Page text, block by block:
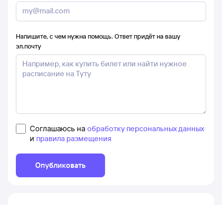
Напишите, с чем нужна помощь. Ответ придёт на вашу
эл.почту
Соглашаюсь на обработку персональных данных
и правила размещения
Опубликовать